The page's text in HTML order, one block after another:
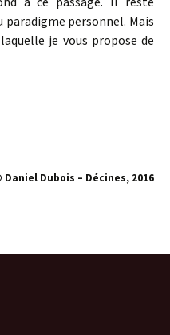
personnel. Mais
je vous propose de
Dubois – Décines, 2016